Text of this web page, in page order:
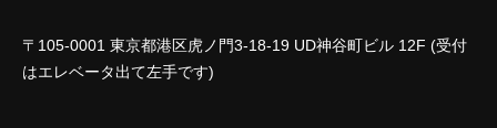
〒105-0001 東京都港区虎ノ門3-18-19 UD神谷町ビル 12F (受付
はエレベータ出て左手です)